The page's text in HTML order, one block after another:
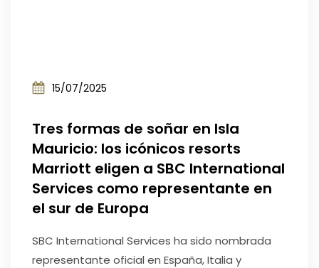
15/07/2025
Tres formas de soñar en Isla
Mauricio: los icónicos resorts
Marriott eligen a SBC International
Services como representante en
el sur de Europa
SBC International Services ha sido nombrada
representante oficial en España, Italia y